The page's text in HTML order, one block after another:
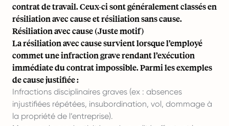
contrat de travail. Ceux-ci sont généralement classés en
résiliation avec cause et résiliation sans cause.
Résiliation avec cause (Juste motif)
La résiliation avec cause survient lorsque l’employé
commet une infraction grave rendant l’exécution
immédiate du contrat impossible. Parmi les exemples
de cause justifiée :
Infractions disciplinaires graves (ex : absences
injustifiées répétées, insubordination, vol, dommage à
la propriété de l’entreprise).